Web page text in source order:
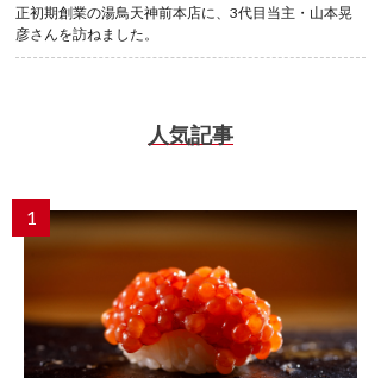
正初期創業の湯鳥天神前本店に、3代目当主・山本晃
彦さんを訪ねました。
人気記事
1